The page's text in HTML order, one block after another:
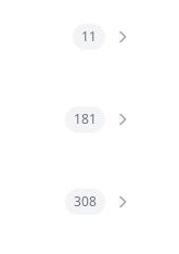
11
181
308